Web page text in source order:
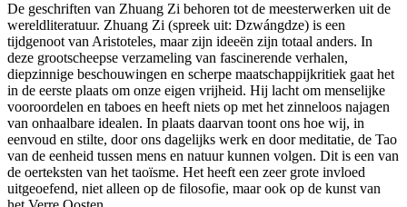
De geschriften van Zhuang Zi behoren tot de meesterwerken uit de
wereldliteratuur. Zhuang Zi (spreek uit: Dzwángdze) is een
tijdgenoot van Aristoteles, maar zijn ideeën zijn totaal anders. In
deze grootscheepse verzameling van fascinerende verhalen,
diepzinnige beschouwingen en scherpe maatschappijkritiek gaat het
in de eerste plaats om onze eigen vrijheid. Hij lacht om menselijke
vooroordelen en taboes en heeft niets op met het zinneloos najagen
van onhaalbare idealen. In plaats daarvan toont ons hoe wij, in
eenvoud en stilte, door ons dagelijks werk en door meditatie, de Tao
van de eenheid tussen mens en natuur kunnen volgen. Dit is een van
de oerteksten van het taoïsme. Het heeft een zeer grote invloed
uitgeoefend, niet alleen op de filosofie, maar ook op de kunst van